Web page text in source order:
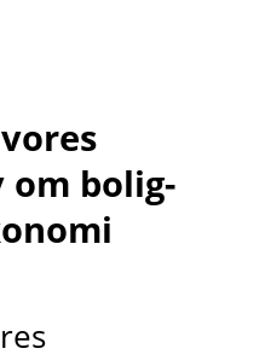
om bolig-